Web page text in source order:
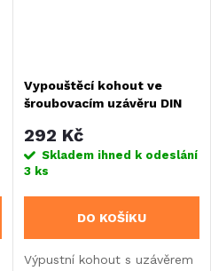
Vypouštěcí kohout ve
šroubovacím uzávěru DIN
292 Kč
Skladem ihned k odeslání
3 ks
DO KOŠÍKU
Výpustní kohout s uzávěrem